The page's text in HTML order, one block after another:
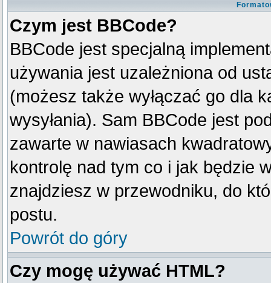
Czym jest BBCode?
BBCode jest specjalną
używania jest uzależniona od
(możesz także wyłączać go dla
wysyłania). Sam BBCode jest
zawarte w nawiasach
kontrolę nad tym co i jak będzie
znajdziesz w przewodniku, do
postu.
Powrót do góry
Czy mogę używać HTML?